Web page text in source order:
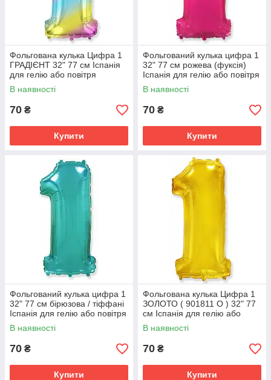
Фольгована кулька Цифра 1
ГРАДІЄНТ 32" 77 см Іспанія
для гелію або повітря
В наявності
70 ₴
Купити
Фольгований кулька цифра 1
32" 77 см рожева (фуксія)
Іспанія для гелію або повітря
В наявності
70 ₴
Купити
Фольгований кулька цифра 1
32" 77 см бірюзова / тіффані
Іспанія для гелію або повітря
В наявності
70 ₴
Купити
Фольгована кулька Цифра 1
ЗОЛОТО ( 901811 O ) 32" 77
см Іспанія для гелію або
повітря
В наявності
70 ₴
Купити